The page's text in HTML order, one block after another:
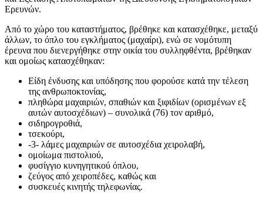
Ερευνών.
Από το χώρο του καταστήματος, βρέθηκε και κατασχέθηκε, μεταξύ
άλλων, το όπλο του εγκλήματος (μαχαίρι), ενώ σε νομότυπη
έρευνα που διενεργήθηκε στην οικία του συλληφθέντα, βρέθηκαν
και ομοίως κατασχέθηκαν:
Είδη ένδυσης και υπόδησης που φορούσε κατά την τέλεση
της ανθρωποκτονίας,
πληθώρα μαχαιριών, σπαθιών και ξιφιδίων (ορισμένων εξ
αυτών αυτοσχέδιων) – συνολικά (76) τον αριθμό,
σιδηρογροθιά,
τσεκούρι,
-3- λάμες μαχαιριών σε αυτοσχέδια χειρολαβή,
ομοίωμα πιστολιού,
φυσίγγιο κυνηγητικού όπλου,
ζεύγος από χειροπέδες, καθώς και
συσκευές κινητής τηλεφωνίας.